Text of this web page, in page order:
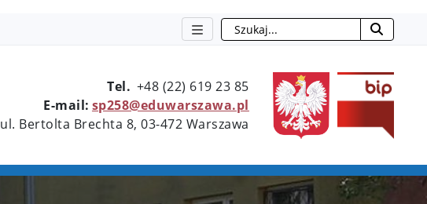
Szukaj
Tel. +48 (22) 619 23 85
E-mail: sp258@eduwarszawa.pl
ul. Bertolta Brechta 8, 03-472 Warszawa